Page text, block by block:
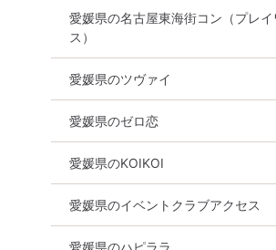
愛媛県の名古屋東海街コン（プレイ
ス）
愛媛県のツヴァイ
愛媛県のゼロ恋
愛媛県のKOIKOI
愛媛県のイベントクラブアクセス
愛媛県のハピララ